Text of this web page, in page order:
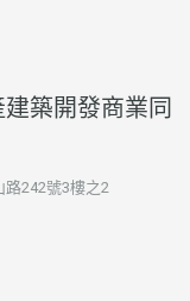
築開發商業同
242號3樓之2